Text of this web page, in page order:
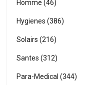
Homme (46)
Hygienes (386)
Solairs (216)
Santes (312)
Para-Medical (344)